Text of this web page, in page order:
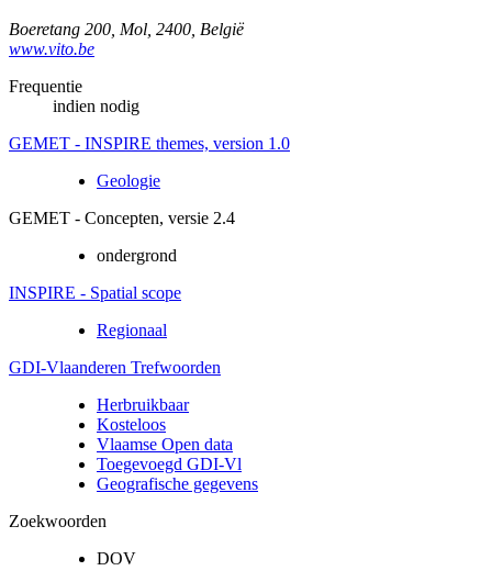
Boeretang 200 Mol 2400 België
www.vito.be
Frequentie
indien nodig
GEMET - INSPIRE themes, version 1.0
Geologie
GEMET - Concepten, versie 2.4
ondergrond
INSPIRE - Spatial scope
Regionaal
GDI-Vlaanderen Trefwoorden
Herbruikbaar
Kosteloos
Vlaamse Open data
Toegevoegd GDI-Vl
Geografische gegevens
Zoekwoorden
DOV